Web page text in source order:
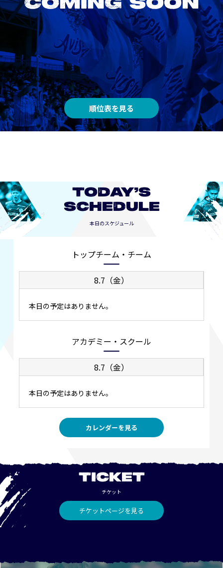
順位表を見る
TODAY’S
SCHEDULE
本日のスケジュール
トップチーム・チーム
8.7（金）
本日の予定はありません。
アカデミー・スクール
8.7（金）
本日の予定はありません。
カレンダーを見る
TICKET
チケット
チケットページを見る